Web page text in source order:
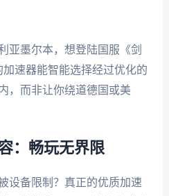
亚墨尔本，想登陆国服《剑
速器能智能选择经过优化的
，而非让你绕道德国或美
：畅玩无界限
设备限制？真正的优质加速